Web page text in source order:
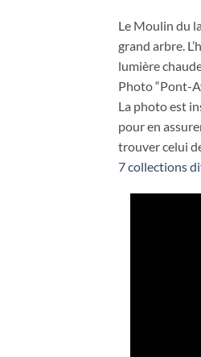
Le Moulin du
grand arbre.
lumière
Photo “Pont-
La photo est
pour en
trouver celui
7 collections